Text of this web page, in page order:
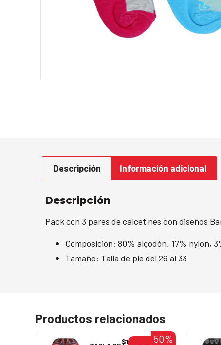
Descripción Información adicional
Descripción
Pack con 3 pares de calcetines con diseños
Composición: 80% algodón, 17% nylon,
Tamaño: Talla de pie del 26 al 33
Productos relacionados
50%
$11.990